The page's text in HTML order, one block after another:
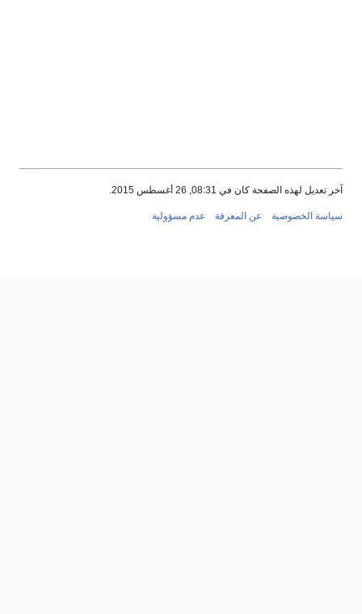
لهذه الصفحة كان في 08:31, 26 أغسطس 2015.
الخصوصية عن المعرفة عدم مسؤولية